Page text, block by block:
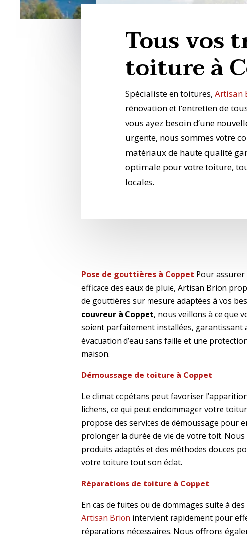
Tous vos
toiture à
Spécialiste en toitures,Artisan
rénovation et l’entretien de
vous ayez besoin d’une
urgente, nous sommes votre
matériaux de haute qualité
optimale pour votre toiture,
locales.
Pose de gouttières à Coppet Pour
efficace des eaux de pluie, Artisan Brion
de gouttières sur mesure adaptées à vos
couvreur à Coppet, nous veillons à ce que
soient parfaitement installées, garantissant
évacuation d’eau sans faille et une
maison.
Démoussage de toiture à Coppet
Le climat copétans peut favoriser
lichens, ce qui peut endommager votre
propose des services de démoussage pour
prolonger la durée de vie de votre toit. Nous
produits adaptés et des méthodes douces
votre toiture tout son éclat.
Réparations de toiture à Coppet
En cas de fuites ou de dommages suite à
Artisan Brion intervient rapidement pour
réparations nécessaires. Nous offrons